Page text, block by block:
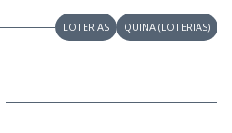
LOTERIAS QUINA (LOTERIAS)